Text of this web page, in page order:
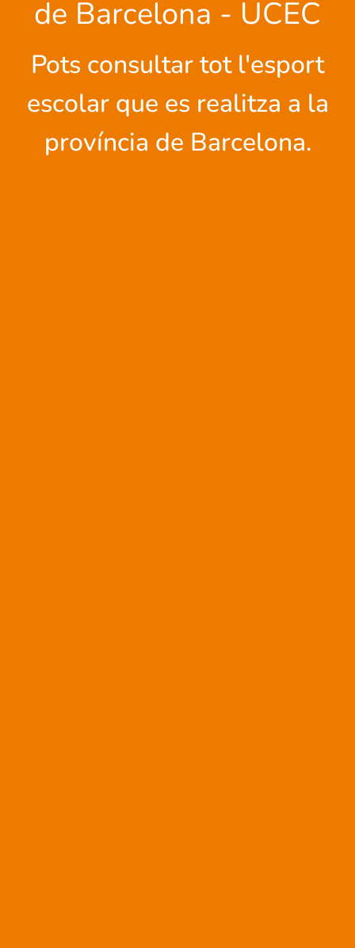
de Barcelona - UCEC
Pots consultar tot l'esport
escolar que es realitza a la
província de Barcelona.